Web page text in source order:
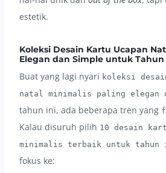
estetik.
Koleksi Desain Kartu Ucapan
Elegan dan Simple untuk
Buat yang lagi nyari koleksi
natal minimalis paling elegan
tahun ini, ada beberapa tren yang
Kalau disuruh pilih 10 desain
minimalis terbaik untuk tahun
fokus ke: